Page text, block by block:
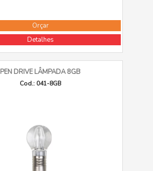
Orçar
Detalhes
PEN DRIVE LÂMPADA 8GB
Cod.: 041-8GB